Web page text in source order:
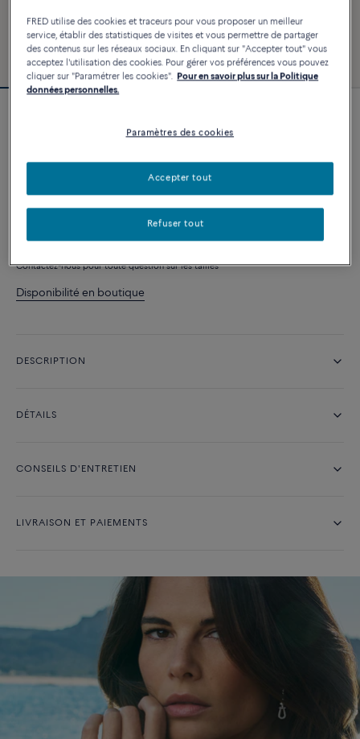
PERSONNALISER
Contactez-nous pour toute question sur les tailles
Disponibilité en boutique
DESCRIPTION
DÉTAILS
CONSEILS D'ENTRETIEN
LIVRAISON ET PAIEMENTS
FRED utilise des cookies et traceurs pour vous proposer un meilleur
service, établir des statistiques de visites et vous permettre de partager
des contenus sur les réseaux sociaux. En cliquant sur "Accepter tout" vous
acceptez l'utilisation des cookies. Pour gérer vos préférences vous pouvez
cliquer sur "Paramétrer les cookies". Pour en savoir plus sur la Politique
données personnelles.
Paramètres des cookies
Refuser tout
Accepter tout